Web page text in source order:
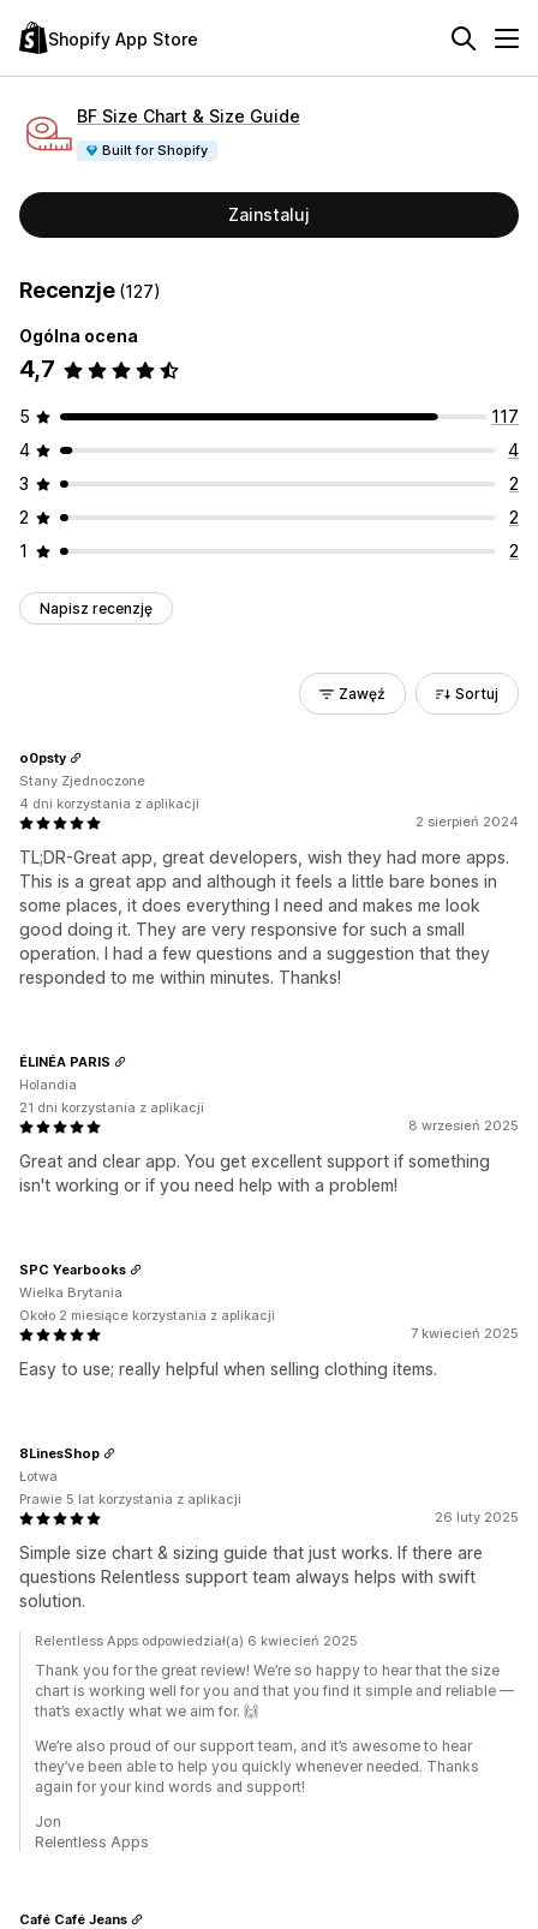
Shopify App Store
BF Size Chart & Size Guide
Built for Shopify
Zainstaluj
Recenzje (127)
Ogólna ocena
4,7
5
117
4
4
3
2
2
2
1
2
Napisz recenzję
Zawęź Sortuj
2 sierpień 2024
TL;DR-Great app, great developers, wish they had more apps.
This is a great app and although it feels a little bare bones in
some places, it does everything I need and makes me look
good doing it. They are very responsive for such a small
operation. I had a few questions and a suggestion that they
responded to me within minutes. Thanks!
o0psty
Stany Zjednoczone
4 dni korzystania z aplikacji
8 wrzesień 2025
Great and clear app. You get excellent support if something
isn't working or if you need help with a problem!
ÉLINÉA PARIS
Holandia
21 dni korzystania z aplikacji
7 kwiecień 2025
Easy to use; really helpful when selling clothing items.
SPC Yearbooks
Wielka Brytania
Około 2 miesiące korzystania z aplikacji
26 luty 2025
Simple size chart & sizing guide that just works. If there are
questions Relentless support team always helps with swift
solution.
8LinesShop
Łotwa
Prawie 5 lat korzystania z aplikacji
Relentless Apps odpowiedział(a) 6 kwiecień 2025
Thank you for the great review! We’re so happy to hear that the size
chart is working well for you and that you find it simple and reliable —
that’s exactly what we aim for. 🙌
We’re also proud of our support team, and it’s awesome to hear
they’ve been able to help you quickly whenever needed. Thanks
again for your kind words and support!
Jon
Relentless Apps
Café Café Jeans